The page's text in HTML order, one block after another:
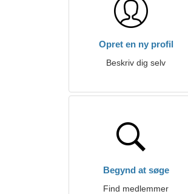
Opret en ny profil
Beskriv dig selv
Begynd at søge
Find medlemmer